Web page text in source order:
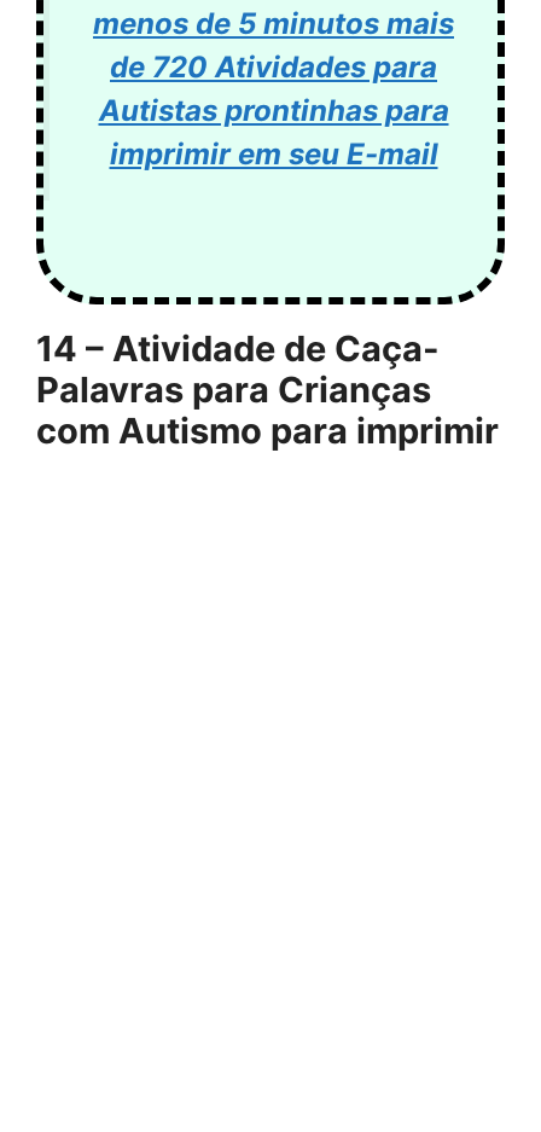
menos de 5 minutos mais
de 720 Atividades para
Autistas prontinhas para
imprimir em seu E-mail
14 – Atividade de Caça-
Palavras para Crianças
com Autismo para imprimir